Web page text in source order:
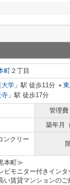
町 ２丁目
大学 」駅 徒歩11分
寺 」駅 徒歩17分
管理費
築年月
ンクリー
本町≫
ビモニター付きインタ
い賃貸マンションのご